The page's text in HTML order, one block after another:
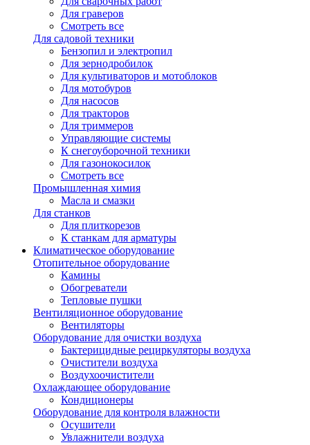
Для граверов
Смотреть все
Для садовой техники
Бензопил и электропил
Для зернодробилок
Для культиваторов и мотоблоков
Для мотобуров
Для насосов
Для тракторов
Для триммеров
Управляющие системы
К снегоуборочной техники
Для газонокосилок
Смотреть все
Промышленная химия
Масла и смазки
Для станков
Для плиткорезов
К станкам для арматуры
Климатическое оборудование
Отопительное оборудование
Камины
Обогреватели
Тепловые пушки
Вентиляционное оборудование
Вентиляторы
Оборудование для очистки воздуха
Бактерицидные рециркуляторы воздуха
Очистители воздуха
Воздухоочистители
Охлаждающее оборудование
Кондиционеры
Оборудование для контроля влажности
Осушители
Увлажнители воздуха